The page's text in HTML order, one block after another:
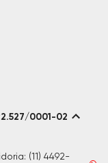
0001-02
(11) 4492-